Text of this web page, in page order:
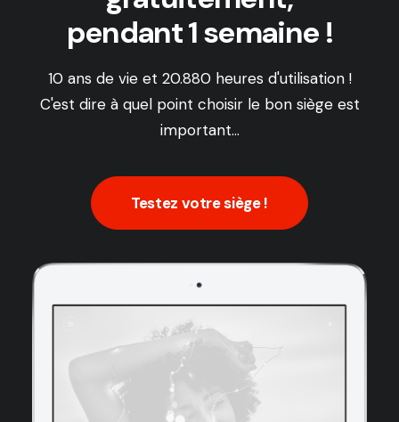
pendant 1 semaine !
10 ans de vie et 20.880 heures d'utilisation !
C'est dire à quel point choisir le bon siège est
important...
Testez votre siège !